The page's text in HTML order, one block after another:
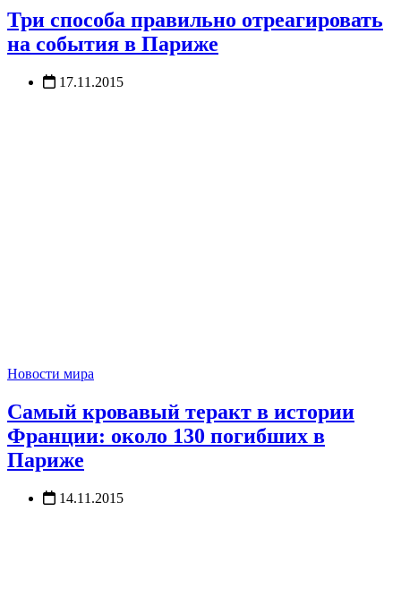
Три способа правильно отреагировать
на события в Париже
17.11.2015
Новости мира
Самый кровавый теракт в истории
Франции: около 130 погибших в
Париже
14.11.2015